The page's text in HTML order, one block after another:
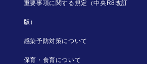
重要事項に関する規定（中央R8改訂
版）
感染予防対策について
保育・食育について